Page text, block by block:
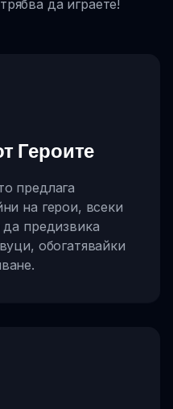
да играете!
Героите
предлага
на герои, всеки
предизвика
обогатявайки